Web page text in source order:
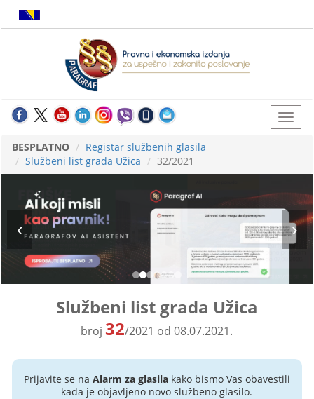
BESPLATNO
Registar službenih glasila
Službeni list grada Užica
32/2021
Službeni list grada Užica
broj 32/2021 od 08.07.2021.
Prijavite se na Alarm za glasilakako bismo Vas obavestili
kada je objavljeno novo službeno glasilo.